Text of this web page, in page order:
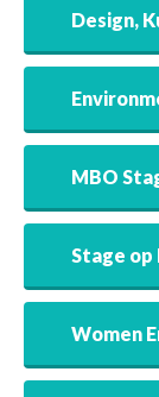
Design,
MBO
Stage op
Women